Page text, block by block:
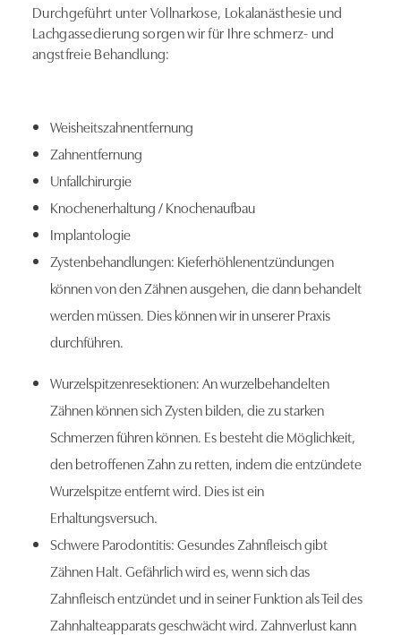
Durchgeführt unter Vollnarkose, Lokalanästhesie und
Lachgassedierung sorgen wir für Ihre schmerz- und
angstfreie Behandlung:
Weisheitszahnentfernung
Zahnentfernung
Unfallchirurgie
Knochenerhaltung / Knochenaufbau
Implantologie
Zystenbehandlungen: Kieferhöhlenentzündungen
können von den Zähnen ausgehen, die dann behandelt
werden müssen. Dies können wir in unserer Praxis
durchführen.
Wurzelspitzenresektionen: An wurzelbehandelten
Zähnen können sich Zysten bilden, die zu starken
Schmerzen führen können. Es besteht die Möglichkeit,
den betroffenen Zahn zu retten, indem die entzündete
Wurzelspitze entfernt wird. Dies ist ein
Erhaltungsversuch.
Schwere Parodontitis: Gesundes Zahnfleisch gibt
Zähnen Halt. Gefährlich wird es, wenn sich das
Zahnfleisch entzündet und in seiner Funktion als Teil des
Zahnhalteapparats geschwächt wird. Zahnverlust kann